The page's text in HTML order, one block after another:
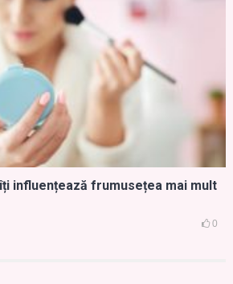
influențează frumusețea mai mult
0